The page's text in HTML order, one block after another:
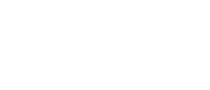
O blaho hostí sa stará reštaurácia. Ďalej má hotel